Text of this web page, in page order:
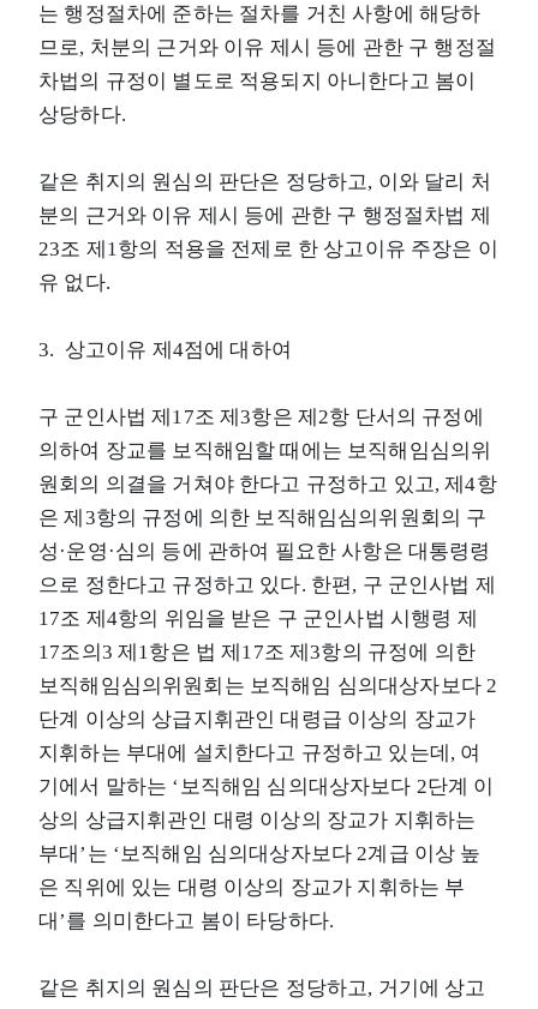
는 행정절차에 준하는 절차를 거친 사항에 해당하
므로, 처분의 근거와 이유 제시 등에 관한 구 행정절
차법의 규정이 별도로 적용되지 아니한다고 봄이
상당하다.
같은 취지의 원심의 판단은 정당하고, 이와 달리 처
분의 근거와 이유 제시 등에 관한 구 행정절차법 제
23조 제1항의 적용을 전제로 한 상고이유 주장은 이
유 없다.
3. 상고이유 제4점에 대하여
구 군인사법 제17조 제3항은 제2항 단서의 규정에
의하여 장교를 보직해임할 때에는 보직해임심의위
원회의 의결을 거쳐야 한다고 규정하고 있고, 제4항
은 제3항의 규정에 의한 보직해임심의위원회의 구
성·운영·심의 등에 관하여 필요한 사항은 대통령령
으로 정한다고 규정하고 있다. 한편, 구 군인사법 제
17조 제4항의 위임을 받은 구 군인사법 시행령 제
17조의3 제1항은 법 제17조 제3항의 규정에 의한
보직해임심의위원회는 보직해임 심의대상자보다 2
단계 이상의 상급지휘관인 대령급 이상의 장교가
지휘하는 부대에 설치한다고 규정하고 있는데, 여
기에서 말하는 ‘보직해임 심의대상자보다 2단계 이
상의 상급지휘관인 대령 이상의 장교가 지휘하는
부대’는 ‘보직해임 심의대상자보다 2계급 이상 높
은 직위에 있는 대령 이상의 장교가 지휘하는 부
대’를 의미한다고 봄이 타당하다.
같은 취지의 원심의 판단은 정당하고, 거기에 상고